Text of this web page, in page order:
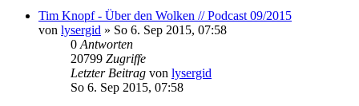
Tim Knopf - Über den Wolken // Podcast 09/2015
von lysergid » So 6. Sep 2015, 07:58
0 Antworten
20799 Zugriffe
Letzter Beitrag von lysergid
So 6. Sep 2015, 07:58